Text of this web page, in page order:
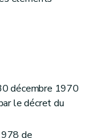
décembre 1970
le décret du
de